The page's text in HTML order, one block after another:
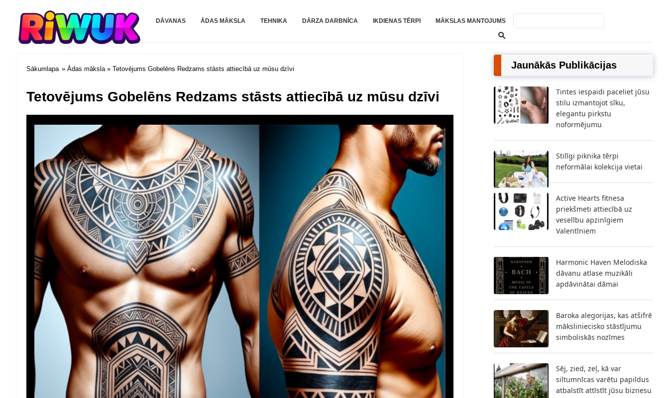
Riwuk.com
DĀVANAS ĀDAS MĀKSLA TEHNIKA DĀRZA DARBNĪCA IKDIENAS TĒRPI MĀKSLAS MANTOJUMS
Sākumlapa » Ādas māksla» Tetovējums Gobelēns Redzams stāsts attiecībā uz mūsu dzīvi
Tetovējums Gobelēns Redzams stāsts attiecībā uz mūsu dzīvi
Jaunākās Publikācijas
Tintes iespaidi paceliet jūsu
stilu izmantojot sīku,
elegantu pirkstu
noformējumu
Stilīgi piknika tērpi
neformālai kolekcija vietai
Active Hearts fitnesa
priekšmeti attiecībā uz
veselību apzinīgiem
Valentīniem
Harmonic Haven Melodiska
dāvanu atlase muzikāli
apdāvinātai dāmai
Baroka alegorijas, kas atšifrē
māksliniecisko stāstījumu
simboliskās nozīmes
Sēj, zied, zeļ, kā var
siltumnīcas varētu papildus
atbalstīt attīstīt jūsu biznesu